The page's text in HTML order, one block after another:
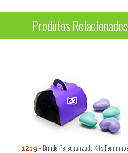
Produtos Relacionados
1219
Brinde Personalizado Kits